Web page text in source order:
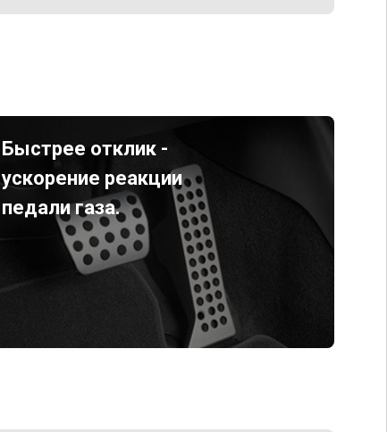
Быстрее отклик -
ускорение реакции
педали газа.